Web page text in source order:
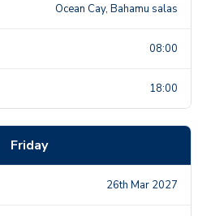
Ocean Cay, Bahamu salas
08:00
18:00
Friday
26th Mar 2027